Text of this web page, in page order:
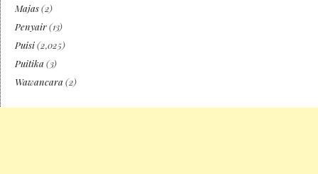
Majas(2)
Penyair(13)
Puisi(2,025)
Puitika (3)
Wawancara (2)